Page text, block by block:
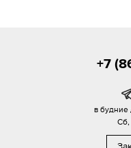
+7
в будние
Сб,